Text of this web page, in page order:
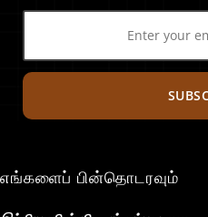
எங்களைப் பின்தொடரவும்